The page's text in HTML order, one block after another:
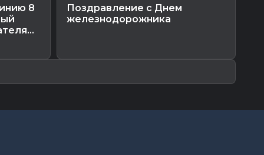
8
Поздравление с Днем
железнодорожника